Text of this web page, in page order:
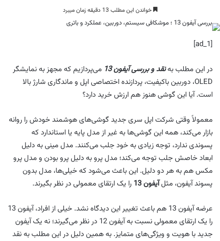
خواندن این مطلب 13 دقیقه زمان میبرد
[ad_1]
در این مطلب بهنقد و بررسی آیفون 13
می‌پردازیم که مجهز به نمایشگر
OLED، دوربین باکیفیت، پردازنده اختصاصی اپل و ماندگاری شارژ بالا
است. آیا این گوشی هنوز هم ارزش خرید دارد؟
معمولاً وقتی شرکت اپل سری جدید گوشی‌های هوشمند خودش را روانه
بازار می‌کند، همه این گوشی‌ها به غیر از مدل پایه یا استاندارد که
پسوندی ندارد، توجه زیادی به خود جلب می‌کنند. مدل مینی به دلیل
ابعاد خاصش جلب توجه می‌کند؛ مدل پرو به دلیل پرو بودن و مدل پرو
مکس هم به هر دو دلیل. این باعث می‌شود که خیلی‌ها، مدل بدون
پسوند آیفون، مثلآیفون 13 را یک ارتقای معمولی در نظر بگیرند.
عرضه آیفون 13 هم باعث تغییر این دیدگاه نشد. خیلی از افراد، آیفون 13
را یک ارتقای معمولی نسبت به آیفون 12 در نظر می‌گیرند؛ نه یک آیفون
جدید با هویت و ویژگی‌های متمایز. به همین دلیل در این مطلب به نقد